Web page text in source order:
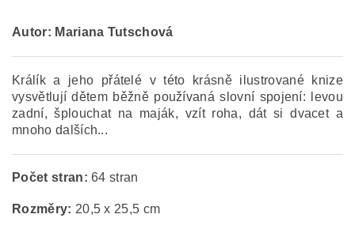
Autor: Mariana Tutschová
Králík a jeho přátelé v této krásně ilustrované knize
vysvětlují dětem běžně používaná slovní spojení: levou
zadní, šplouchat na maják, vzít roha, dát si dvacet a
mnoho dalších...
Počet stran: 64 stran
Rozměry: 20,5 x 25,5 cm